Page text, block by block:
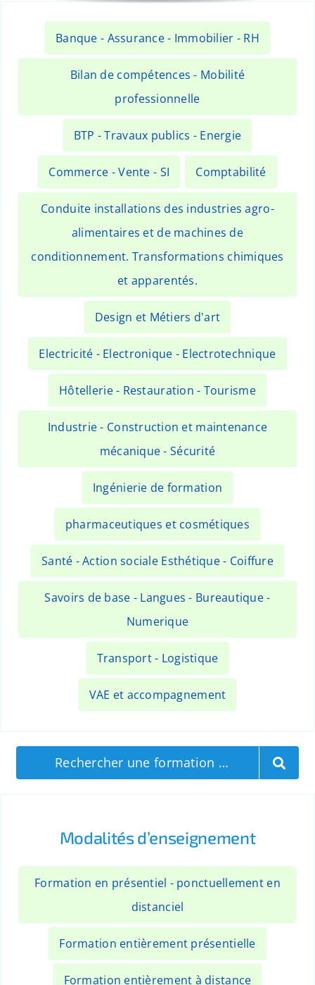
Banque - Assurance - Immobilier - RH
Bilan de compétences - Mobilité
professionnelle
BTP - Travaux publics - Energie
Commerce - Vente - SI Comptabilité
Conduite installations des industries agro-
alimentaires et de machines de
conditionnement. Transformations chimiques
et apparentés.
Design et Métiers d'art
Electricité - Electronique - Electrotechnique
Hôtellerie - Restauration - Tourisme
Industrie - Construction et maintenance
mécanique - Sécurité
Ingénierie de formation
pharmaceutiques et cosmétiques
Santé - Action sociale Esthétique - Coiffure
Savoirs de base - Langues - Bureautique -
Numerique
Transport - Logistique
VAE et accompagnement
Rechercher une formation …
Modalités d’enseignement
Formation en présentiel - ponctuellement en
distanciel
Formation entièrement présentielle
Formation entièrement à distance